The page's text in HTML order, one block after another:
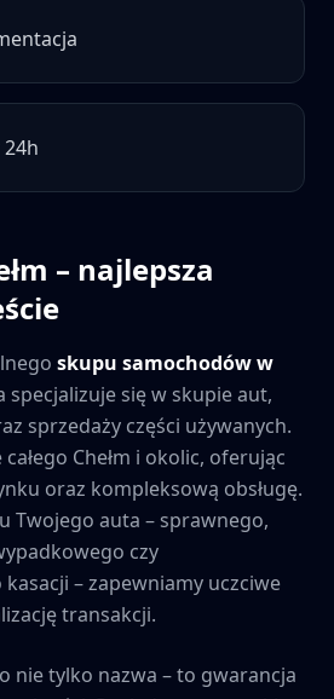
24h
– najlepsza
skupu samochodów w
specjalizuje się w skupie aut,
sprzedaży części używanych.
Chełm i okolic, oferując
oraz kompleksową obsługę.
Twojego auta – sprawnego,
czy
– zapewniamy uczciwe
transakcji.
nie tylko nazwa – to gwarancja